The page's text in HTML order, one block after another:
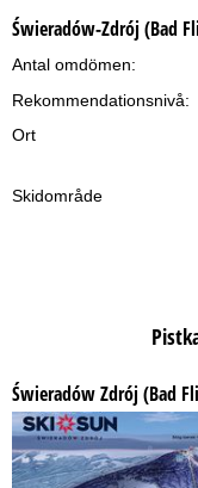
Świeradów-Zdrój (Bad
Antal omdömen:
Rekommendationsnivå:
Ort
Skidområde
Świeradów Zdrój (Bad